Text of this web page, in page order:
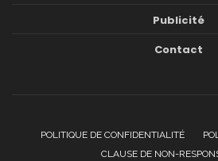
Publicité
Contact
POLITIQUE DE CONFIDENTIALITÉ
CLAUSE DE NON-